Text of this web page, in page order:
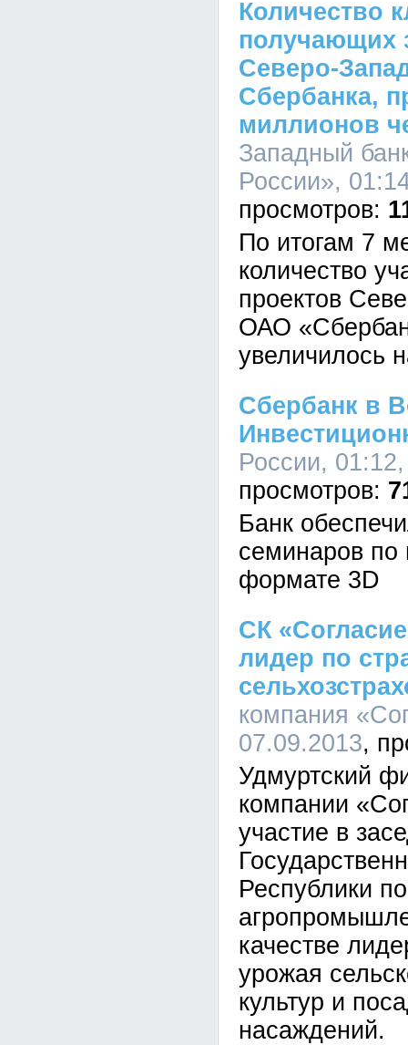
Количество
получающих
Северо-
Сбербанка,
миллионов
Западный
России»,
По итогам 7
количество
проектов
ОАО
увеличилось
Сбербанк в
России,
Банк
семинаров по
формате 3D
СК
лидер по
компания
07.09.2013
Удмуртский
компании
участие в
Республики по
качестве
урожая
культур и
насаждений.